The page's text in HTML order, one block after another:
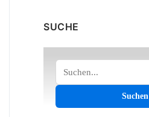
SUCHE
Suchen